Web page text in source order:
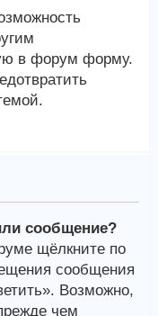
в форум форму.
сообщение?
щёлкните по
сообщения
Возможно,
чем